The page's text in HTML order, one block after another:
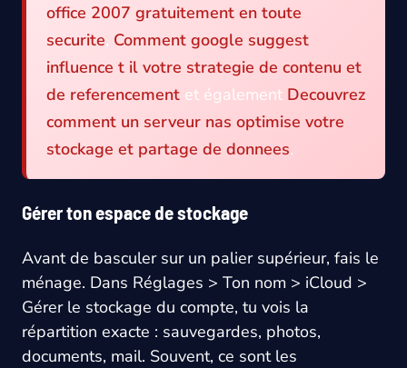
office 2007 gratuitement en toute
securite, Comment google suggest
influence t il votre strategie de contenu et
de referencement et également Decouvrez
comment un serveur nas optimise votre
stockage et partage de donnees.
Gérer ton espace de stockage
Avant de basculer sur un palier supérieur, fais le
ménage. Dans Réglages > Ton nom > iCloud >
Gérer le stockage du compte, tu vois la
répartition exacte : sauvegardes, photos,
documents, mail. Souvent, ce sont les